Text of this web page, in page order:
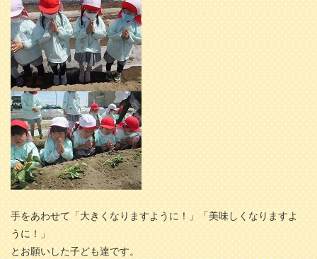
手をあわせて「大きくなりますように！」「美味しくなりますよ
うに！」
とお願いした子ども達です。